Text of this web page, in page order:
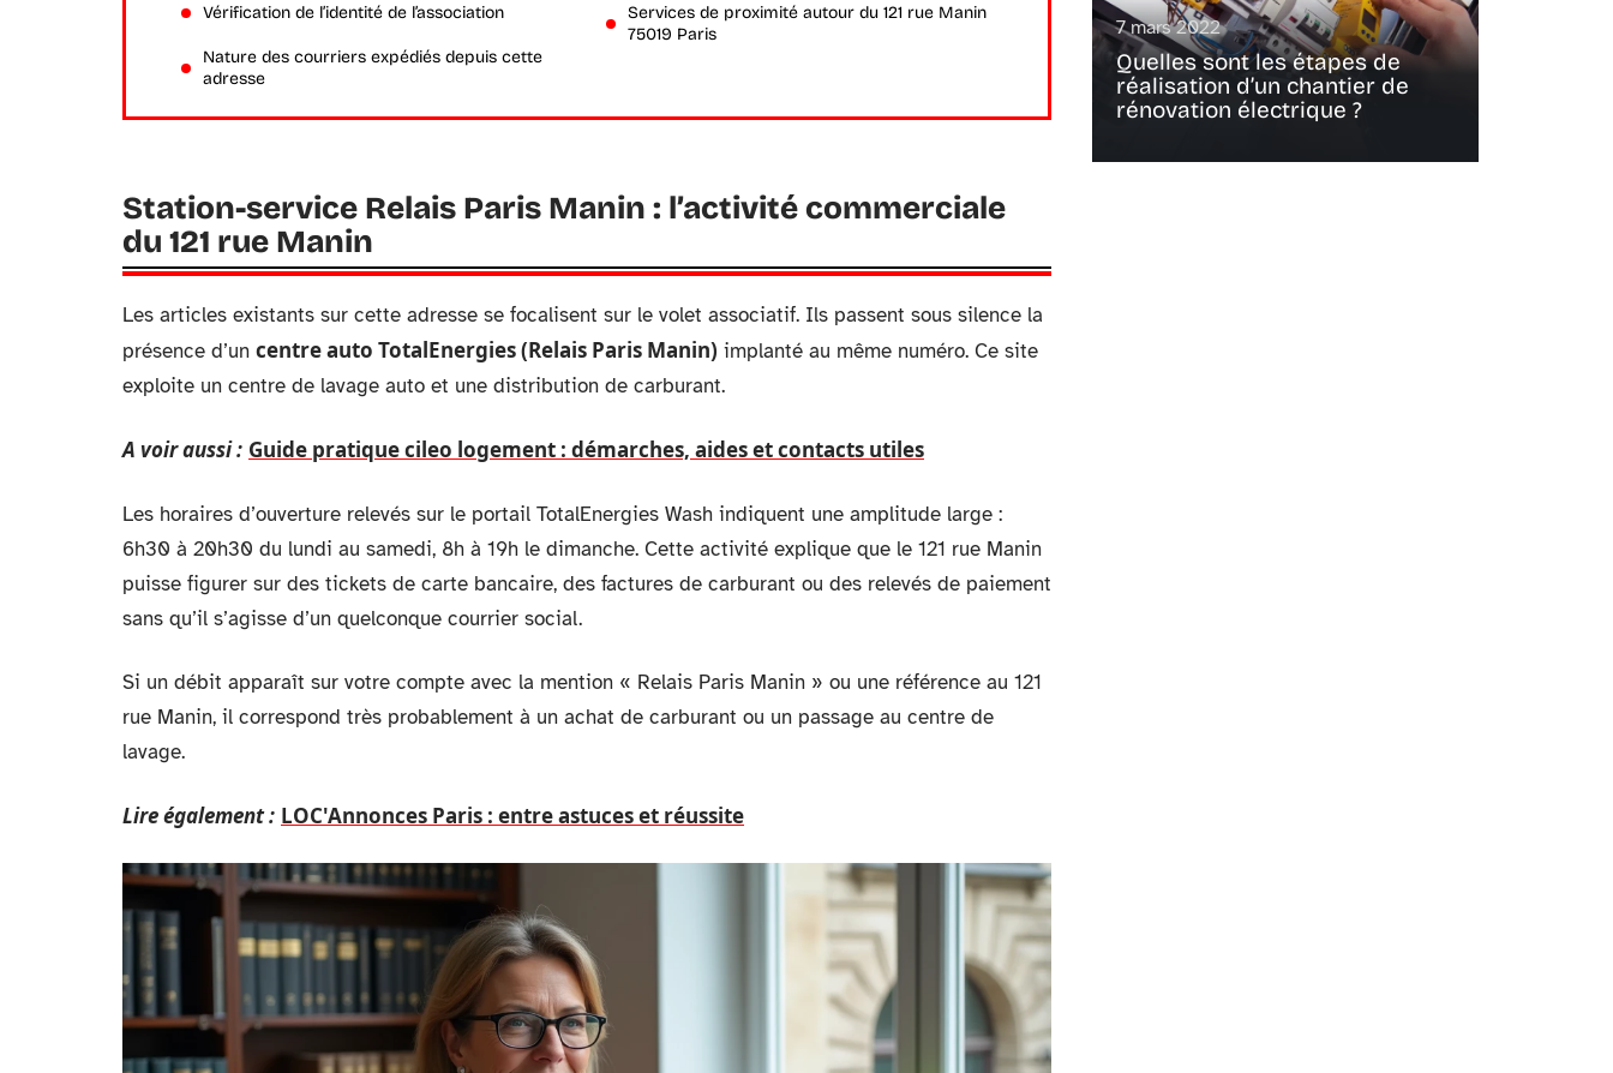
Vérification de l’identité de l’association
Nature des courriers expédiés depuis cette
adresse
Services de proximité autour du 121 rue Manin
75019 Paris
Station-service Relais Paris Manin : l’activité commerciale
du 121 rue Manin
Les articles existants sur cette adresse se focalisent sur le volet associatif. Ils passent sous silence la
présence d’un centre auto TotalEnergies (Relais Paris Manin) implanté au même numéro. Ce site
exploite un centre de lavage auto et une distribution de carburant.
A voir aussi : Guide pratique cileo logement : démarches, aides et contacts utiles
Les horaires d’ouverture relevés sur le portail TotalEnergies Wash indiquent une amplitude large :
6h30 à 20h30 du lundi au samedi, 8h à 19h le dimanche. Cette activité explique que le 121 rue Manin
puisse figurer sur des tickets de carte bancaire, des factures de carburant ou des relevés de paiement
sans qu’il s’agisse d’un quelconque courrier social.
Si un débit apparaît sur votre compte avec la mention « Relais Paris Manin » ou une référence au 121
rue Manin, il correspond très probablement à un achat de carburant ou un passage au centre de
lavage.
Lire également : LOC'Annonces Paris : entre astuces et réussite
7 mars 2022
Quelles sont les étapes de
réalisation d’un chantier de
rénovation électrique ?